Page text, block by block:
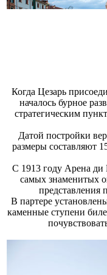
Когда Цезарь
началось бурное
стратегическим
Датой постройки
размеры составляют
С 1913 году Арена ди
самых знаменитых
представления
В партере
каменные ступени